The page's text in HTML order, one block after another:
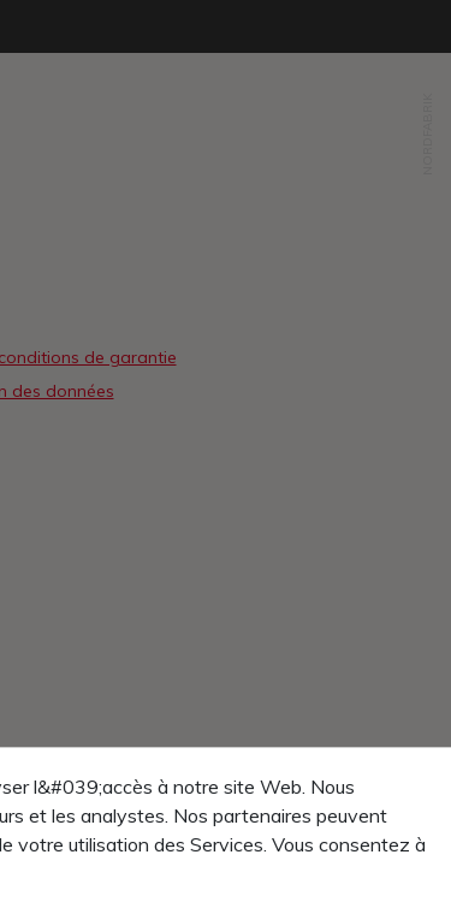
de garantie
des données
l&#039;accès à notre site Web. Nous
et les analystes. Nos partenaires peuvent
votre utilisation des Services. Vous consentez à